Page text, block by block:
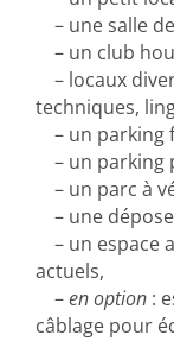
– une salle
– un club
– locaux
techniques,
– un parking
– un parking
– un parc à
– une
– un espace
actuels,
–en option :
câblage pour